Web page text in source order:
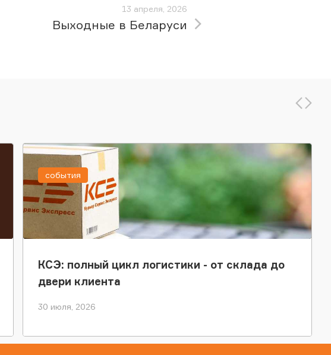
13 апреля, 2026
Выходные в Беларуси
КСЭ: полный цикл логистики - от склада до
двери клиента
30 июля, 2026
события